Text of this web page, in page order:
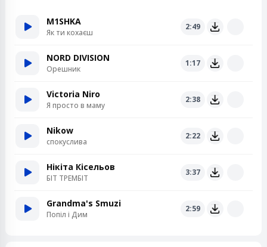
M1SHKA
Як ти кохаєш
2:49
NORD DIVISION
Орешник
1:17
Victoria Niro
Я просто в маму
2:38
Nikow
спокуслива
2:22
Нікіта Кісельов
БІТ ТРЕМБІТ
3:37
Grandma's Smuzi
Попіл і Дим
2:59